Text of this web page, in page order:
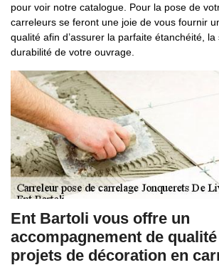
pour voir notre catalogue. Pour la pose de
carreleurs se feront une joie de vous fournir
qualité afin d’assurer la parfaite étanchéité, la
durabilité de votre ouvrage.
Ent Bartoli vous offre un
accompagnement de
projets de décoration en